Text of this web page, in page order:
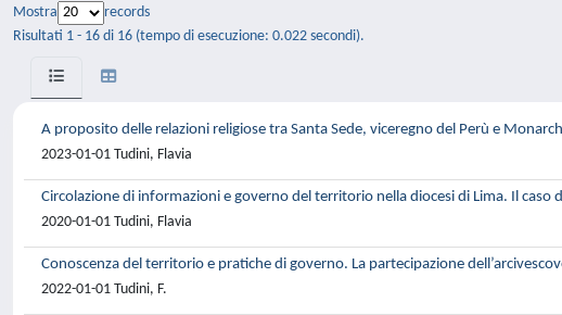
Mostra
records
Risultati 1 - 16 di 16 (tempo di esecuzione: 0.022 secondi).
A proposito delle relazioni religiose tra Santa Sede, viceregno del Perù e
2023-01-01 Tudini, Flavia
Circolazione di informazioni e governo del territorio nella diocesi di Lima. Il caso
2020-01-01 Tudini, Flavia
Conoscenza del territorio e pratiche di governo. La partecipazione
2022-01-01 Tudini, F.